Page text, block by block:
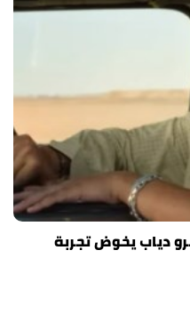
دياب يخوض تجربة